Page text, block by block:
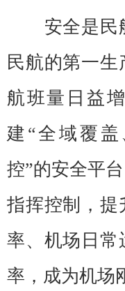
安全是民航
民航的第一生
航班量日益
建“全域覆
控”的安全平
指挥控制，提
率、机场日常
率，成为机场